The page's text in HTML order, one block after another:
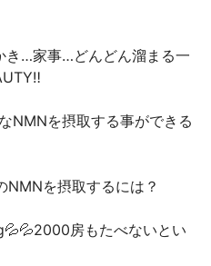
き…家事…どんどん溜まる一
NMNを摂取する事ができる
NMNを摂取するには？
房もたべないとい